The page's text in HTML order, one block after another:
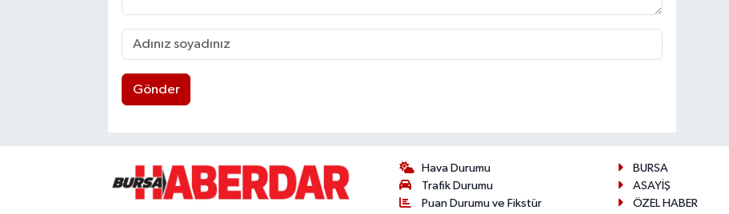
Gönder
Hava Durumu
Trafik Durumu
Puan Durumu ve Fikstür
BURSA
ASAYİŞ
ÖZEL HABER